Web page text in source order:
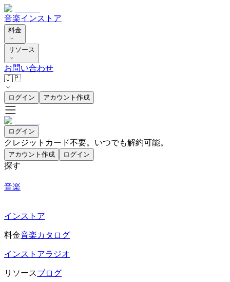
音楽インストア
料金
リソース
お問い合わせ
🇯🇵
ログイン アカウント作成
ログイン
クレジットカード不要。いつでも解約可能。
アカウント作成 ログイン
探す
音楽
インストア
料金音楽カタログ
インストアラジオ
リソースブログ